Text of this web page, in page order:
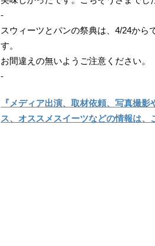
-
スウィーツとパンの祭典は、4/24から
す。
お間違えの無いようご注意ください。
-
『メディア出演、取材依頼、写真撮
ス、オススメスイーツなどの情報は、